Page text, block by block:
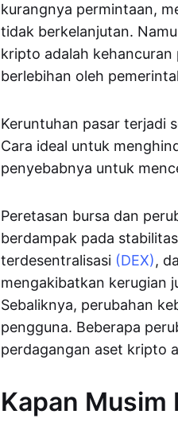
kurangnya permintaan,
tidak berkelanjutan.
kripto adalah kehancuran
berlebihan oleh
Keruntuhan pasar terjadi
Cara ideal untuk
penyebabnya untuk
Peretasan bursa dan
berdampak pada
terdesentralisasi (DEX),
mengakibatkan kerugian
Sebaliknya, perubahan
pengguna. Beberapa
perdagangan aset kripto
Kapan Musim